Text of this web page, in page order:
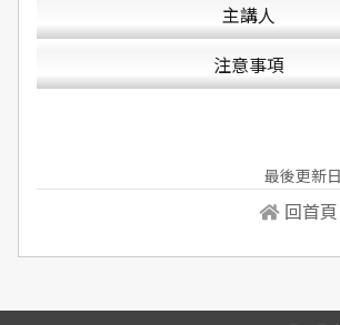
主講人
注意事項
最後更新
回首頁